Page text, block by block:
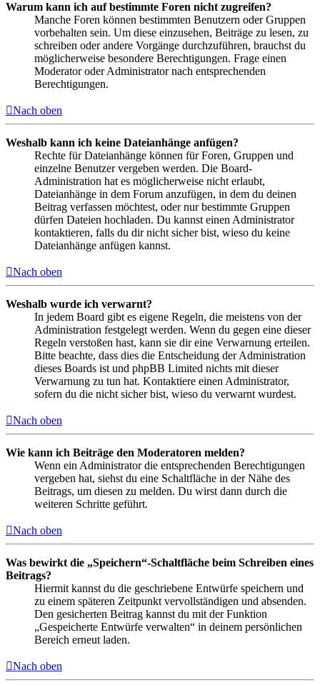
Warum kann ich auf bestimmte Foren nicht zugreifen?
Manche Foren können bestimmten Benutzern oder Gruppen
vorbehalten sein. Um diese einzusehen, Beiträge zu lesen, zu
schreiben oder andere Vorgänge durchzuführen, brauchst du
möglicherweise besondere Berechtigungen. Frage einen
Moderator oder Administrator nach entsprechenden
Berechtigungen.
Nach oben
Weshalb kann ich keine Dateianhänge anfügen?
Rechte für Dateianhänge können für Foren, Gruppen und
einzelne Benutzer vergeben werden. Die Board-
Administration hat es möglicherweise nicht erlaubt,
Dateianhänge in dem Forum anzufügen, in dem du deinen
Beitrag verfassen möchtest, oder nur bestimmte Gruppen
dürfen Dateien hochladen. Du kannst einen Administrator
kontaktieren, falls du dir nicht sicher bist, wieso du keine
Dateianhänge anfügen kannst.
Nach oben
Weshalb wurde ich verwarnt?
In jedem Board gibt es eigene Regeln, die meistens von der
Administration festgelegt werden. Wenn du gegen eine dieser
Regeln verstoßen hast, kann sie dir eine Verwarnung erteilen.
Bitte beachte, dass dies die Entscheidung der Administration
dieses Boards ist und phpBB Limited nichts mit dieser
Verwarnung zu tun hat. Kontaktiere einen Administrator,
sofern du die nicht sicher bist, wieso du verwarnt wurdest.
Nach oben
Wie kann ich Beiträge den Moderatoren melden?
Wenn ein Administrator die entsprechenden Berechtigungen
vergeben hat, siehst du eine Schaltfläche in der Nähe des
Beitrags, um diesen zu melden. Du wirst dann durch die
weiteren Schritte geführt.
Nach oben
Was bewirkt die „Speichern“-Schaltfläche beim Schreiben eines
Beitrags?
Hiermit kannst du die geschriebene Entwürfe speichern und
zu einem späteren Zeitpunkt vervollständigen und absenden.
Den gesicherten Beitrag kannst du mit der Funktion
„Gespeicherte Entwürfe verwalten“ in deinem persönlichen
Bereich erneut laden.
Nach oben